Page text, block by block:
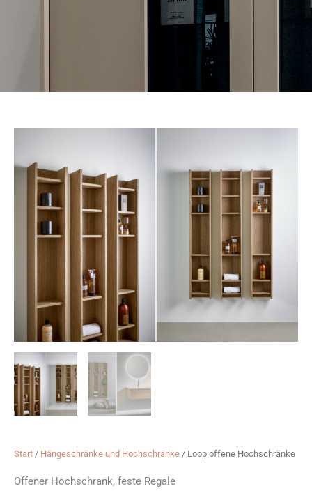
Start / Hängeschränke und Hochschränke / Loop offene Hochschränke
Offener Hochschrank, feste Regale